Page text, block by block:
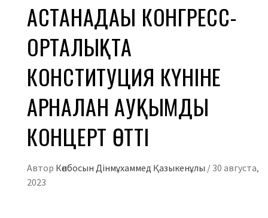
АСТАНАДАҒЫ КОНГРЕСС-
ОРТАЛЫҚТА
КОНСТИТУЦИЯ КҮНІНЕ
АРНАЛҒАН АУҚЫМДЫ
КОНЦЕРТ ӨТТІ
Автор Көпбосын Дінмұхаммед Қазыкенұлы / 30 августа,
2023